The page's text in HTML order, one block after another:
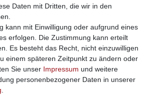
Zahlung via SSL Verschlüsselung
Daten mit Dritten, die wir in den
kann mit Einwilligung oder aufgrund eines
erfolgen. Die Zustimmung kann erteilt
Es besteht das Recht, nicht einzuwilligen
einem späteren Zeitpunkt zu ändern oder
Sie unser Impressum und weitere
personenbezogener Daten in unserer